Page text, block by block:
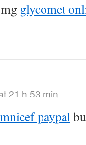
glycomet
21 h 53 min
paypal